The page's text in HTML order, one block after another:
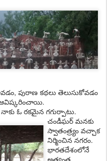
పురాణ క‌థ‌లు తెలుసుకోవ‌డం
ఆవిష్కరించాయి.
ఓ ర‌క‌మైన గ‌గుర్పాటు.
చండీఘ‌ర్ మ‌న‌కు
స్వాతంత్ర్యం వ‌చ్చాక
నిర్మించిన న‌గ‌రం.
భార‌త‌దేశంలోనే
అత్యంత